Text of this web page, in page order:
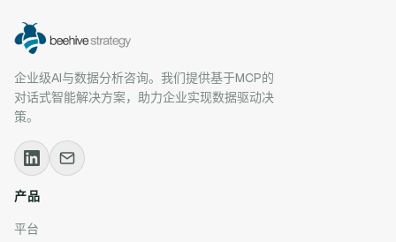
企业级AI与数据分析咨询。我们提供基于MCP的
对话式智能解决方案，助力企业实现数据驱动决
策。
产品
平台